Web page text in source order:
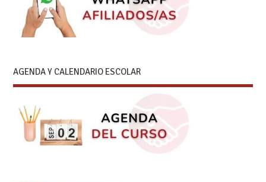
AGENDA Y CALENDARIO ESCOLAR